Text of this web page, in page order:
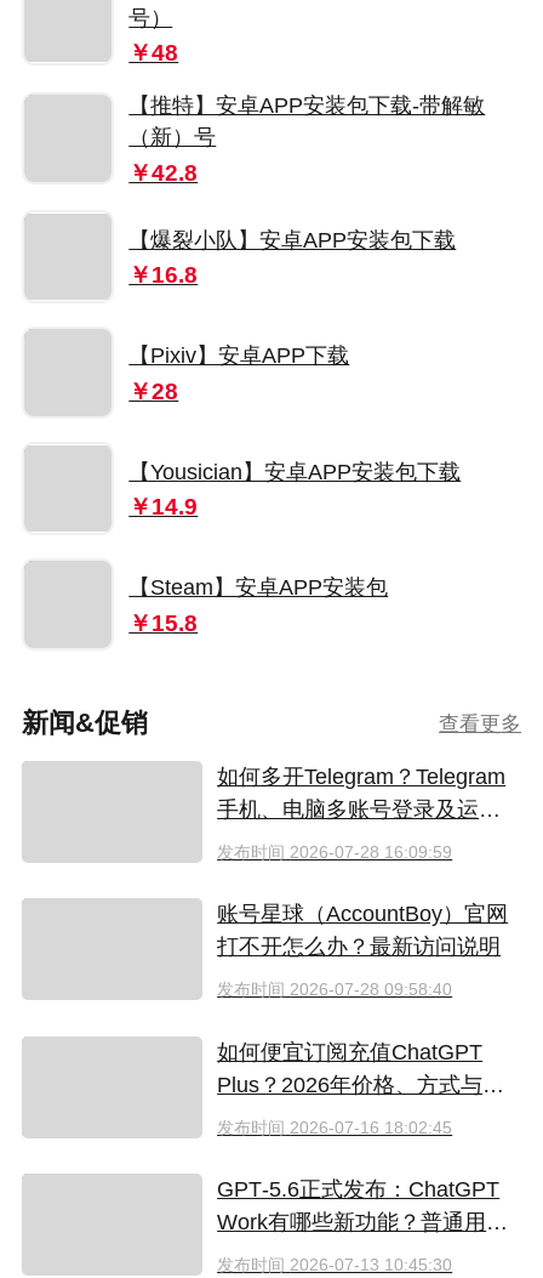
号）
￥48
【推特】安卓APP安装包下载-带解敏
（新）号
￥42.8
【爆裂小队】安卓APP安装包下载
￥16.8
【Pixiv】安卓APP下载
￥28
【Yousician】安卓APP安装包下载
￥14.9
【Steam】安卓APP安装包
￥15.8
新闻&促销 查看更多
如何多开Telegram？Telegram
手机、电脑多账号登录及运营
指南
发布时间 2026-07-28 16:09:59
账号星球（AccountBoy）官网
打不开怎么办？最新访问说明
发布时间 2026-07-28 09:58:40
如何便宜订阅充值ChatGPT
Plus？2026年价格、方式与避
坑指南
发布时间 2026-07-16 18:02:45
GPT‑5.6正式发布：ChatGPT
Work有哪些新功能？普通用户
值得升级吗
发布时间 2026-07-13 10:45:30